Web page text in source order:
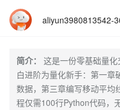
aliyun3980813542-
简介：
这是一份零基础量
白进阶为量化新手：第一
数据，第三章编写移动平均
程仅需100行Python代码，